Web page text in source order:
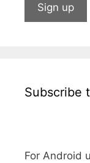
Subscribe
For Android